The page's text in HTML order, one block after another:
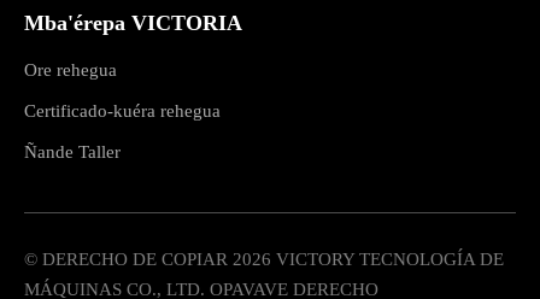
Mba'érepa VICTORIA
Ore rehegua
Certificado-kuéra rehegua
Ñande Taller
© DERECHO DE COPIAR 2026 VICTORY TECNOLOGÍA DE
MÁQUINAS CO., LTD. OPAVAVE DERECHO